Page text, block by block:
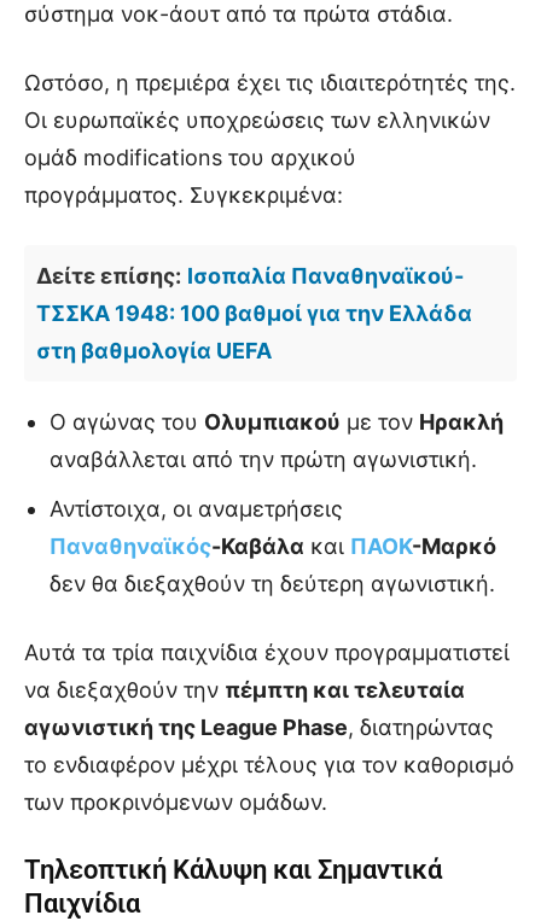
σύστημα νοκ-άουτ από τα πρώτα στάδια.
Ωστόσο, η πρεμιέρα έχει τις ιδιαιτερότητές της.
Οι ευρωπαϊκές υποχρεώσεις των ελληνικών
ομάδ modifications του αρχικού
προγράμματος. Συγκεκριμένα:
Δείτε επίσης: Ισοπαλία Παναθηναϊκού-
ΤΣΣΚΑ 1948: 100 βαθμοί για την Ελλάδα
στη βαθμολογία UEFA
Ο αγώνας του Ολυμπιακού με τον Ηρακλή
αναβάλλεται από την πρώτη αγωνιστική.
Αντίστοιχα, οι αναμετρήσεις
Παναθηναϊκός-Καβάλα και ΠΑΟΚ-Μαρκό
δεν θα διεξαχθούν τη δεύτερη αγωνιστική.
Αυτά τα τρία παιχνίδια έχουν προγραμματιστεί
να διεξαχθούν την πέμπτη και τελευταία
αγωνιστική της League Phase, διατηρώντας
το ενδιαφέρον μέχρι τέλους για τον καθορισμό
των προκρινόμενων ομάδων.
Τηλεοπτική Κάλυψη και Σημαντικά
Παιχνίδια